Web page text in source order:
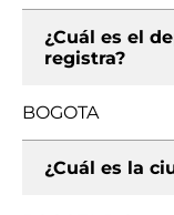
¿Cuál es el
registra?
BOGOTA
¿Cuál es la